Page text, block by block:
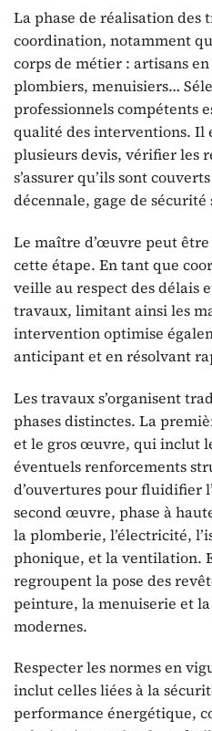
La phase de réalisation des
coordination, notamment
corps de métier : artisans
plombiers, menuisiers…
professionnels compétents
qualité des interventions. Il
plusieurs devis, vérifier les
s’assurer qu’ils sont
décennale, gage de
Le maître d’œuvre peut
cette étape. En tant que
veille au respect des délais
travaux, limitant ainsi les
intervention optimise
anticipant et en résolvant
Les travaux s’organisent
phases distinctes. La
et le gros œuvre, qui inclut
éventuels renforcements
d’ouvertures pour fluidifier
second œuvre, phase à
la plomberie, l’électricité,
phonique, et la ventilation.
regroupent la pose des
peinture, la menuiserie et
modernes.
Respecter les normes en
inclut celles liées à la
performance énergétique,